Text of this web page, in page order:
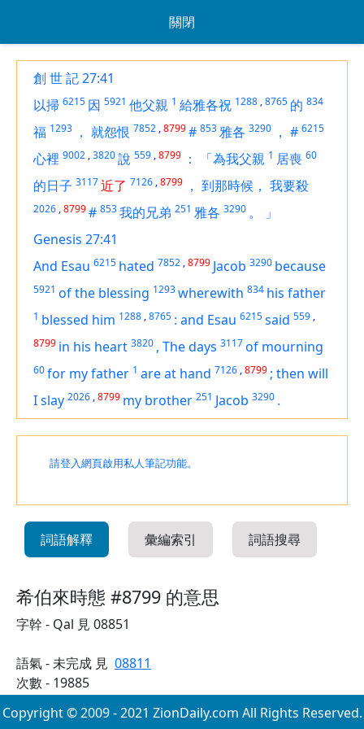
關閉
創 世 記 27:41
以掃 6215 因 5921 他父親 1 給雅各祝 1288 ,8765 的 834
福 1293 ， 就怨恨 7852 ,8799# 853雅各 3290 ， # 6215
心裡 9002 ,3820說 559 ,8799 ： 「為我父親 1 居喪 60
的日子 3117近了 7126 ,8799 ， 到那時候， 我要殺
2026 ,8799# 853我的兄弟 251 雅各 3290 。
」
Genesis 27:41
And Esau 6215 hated 7852 ,8799 Jacob 3290 because
5921 of the blessing 1293wherewith 834 his father
1 blessed him 1288 ,8765 : and Esau 6215said 559 ,
8799 in his heart 3820 , The days 3117of mourning
60for my father 1 are at hand 7126 ,8799 ; then will
I slay 2026 ,8799 my brother 251 Jacob 3290 .
請登入網頁啟用私人筆記功能。
詞語解釋 彙編索引 詞語搜尋
希伯來時態 #8799 的意思
字幹 - Qal 見 08851
語氣 - 未完成 見 08811
次數 - 19885
Copyright © 2009 - 2021 ZionDaily.com All Rights Reserved.